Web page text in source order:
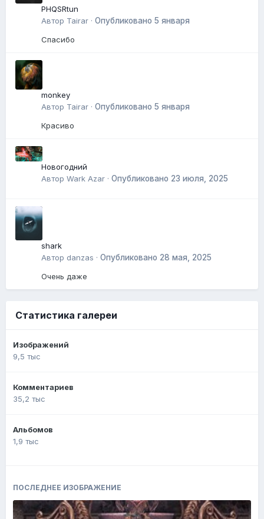
PHQSRtun
Автор Tairar · Опубликовано 5 января
Спасибо
monkey
Автор Tairar · Опубликовано 5 января
Красиво
Новогодний
Автор Wark Azar · Опубликовано 23 июля, 2025
shark
Автор danzas · Опубликовано 28 мая, 2025
Очень даже
Статистика галереи
Изображений
9,5 тыс
Комментариев
35,2 тыс
Альбомов
1,9 тыс
ПОСЛЕДНЕЕ ИЗОБРАЖЕНИЕ